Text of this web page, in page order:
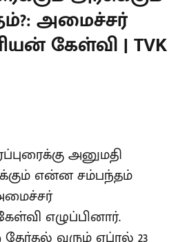
அமைச்சர்
கேள்வி | TVK
அனுமதி
என்ன சம்பந்தம்
எழுப்பினார்.